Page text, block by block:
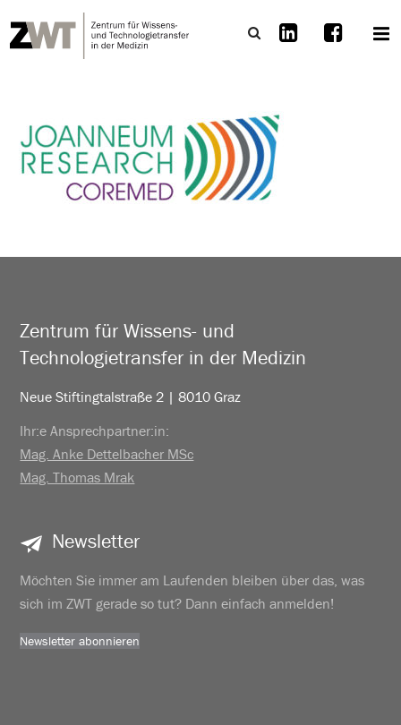
Zentrum für Wissens- und
Technologietransfer in der Medizin
Neue Stiftingtalstraße 2 | 8010 Graz
Ihr:e Ansprechpartner:in:
Mag. Anke Dettelbacher MSc
Mag. Thomas Mrak
Newsletter
Möchten Sie immer am Laufenden bleiben über das, was
sich im ZWT gerade so tut? Dann einfach anmelden!
Newsletter abonnieren